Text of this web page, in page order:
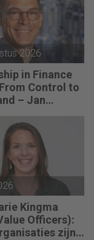
2026
in Finance
Control to
– Jan
Protein
“Je moet
relatief weinig
knopen
Kingma
Officers):
zijn